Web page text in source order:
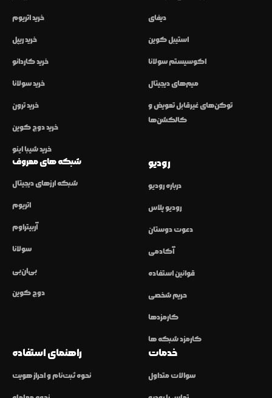
خرید اتریوم
خرید ریپل
خرید کاردانو
خرید سولانا
خرید ترون
خرید دوج کوین
خرید شیبا اینو
دیفای
استیبل کوین
اکوسیستم سولانا
میم‌های دیجیتال
توکن‌های غیرقابل تعویض و
کالکشن‌ها
شبکه های معروف
شبکه ارزهای دیجیتال
اتریوم
آربیتراوم
سولانا
بی‌ان‌بی
دوج کوین
رودیو
درباره رودیو
رودیو پلاس
دعوت دوستان
آکادمی
قوانین استفاده
حریم شخصی
کارمزدها
کارمزد شبکه ها
راهنمای استفاده
نحوه ثبت‌نام و احراز هویت
خدمات
سوالات متداول